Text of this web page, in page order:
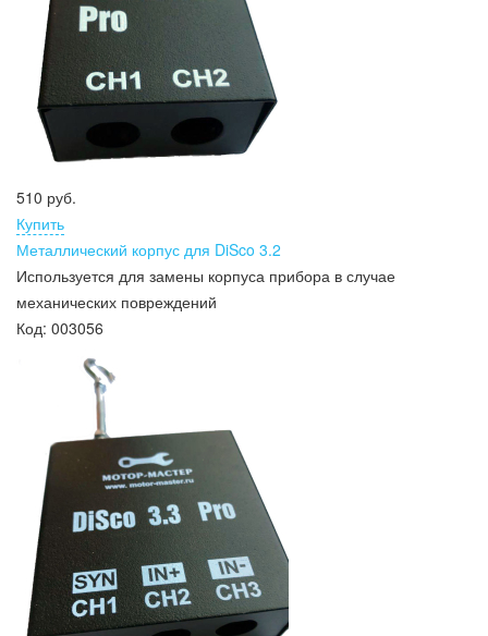
510 руб.
Купить
Металлический корпус для DiSco 3.2
Используется для замены корпуса прибора в случае
механических повреждений
Код: 003056